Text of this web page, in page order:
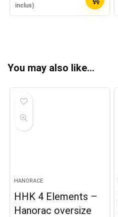
inclus)
You may also like…
HANORACE
HHK 4 Elements –
Hanorac oversize